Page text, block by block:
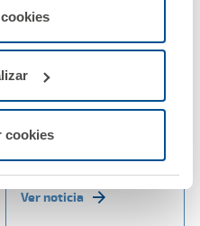
botón “Personalizar".
cookies
21 junio 2018
El Colegio de
Estomatólogos de
León firma póliza
colectiva de decesos
Ver noticia